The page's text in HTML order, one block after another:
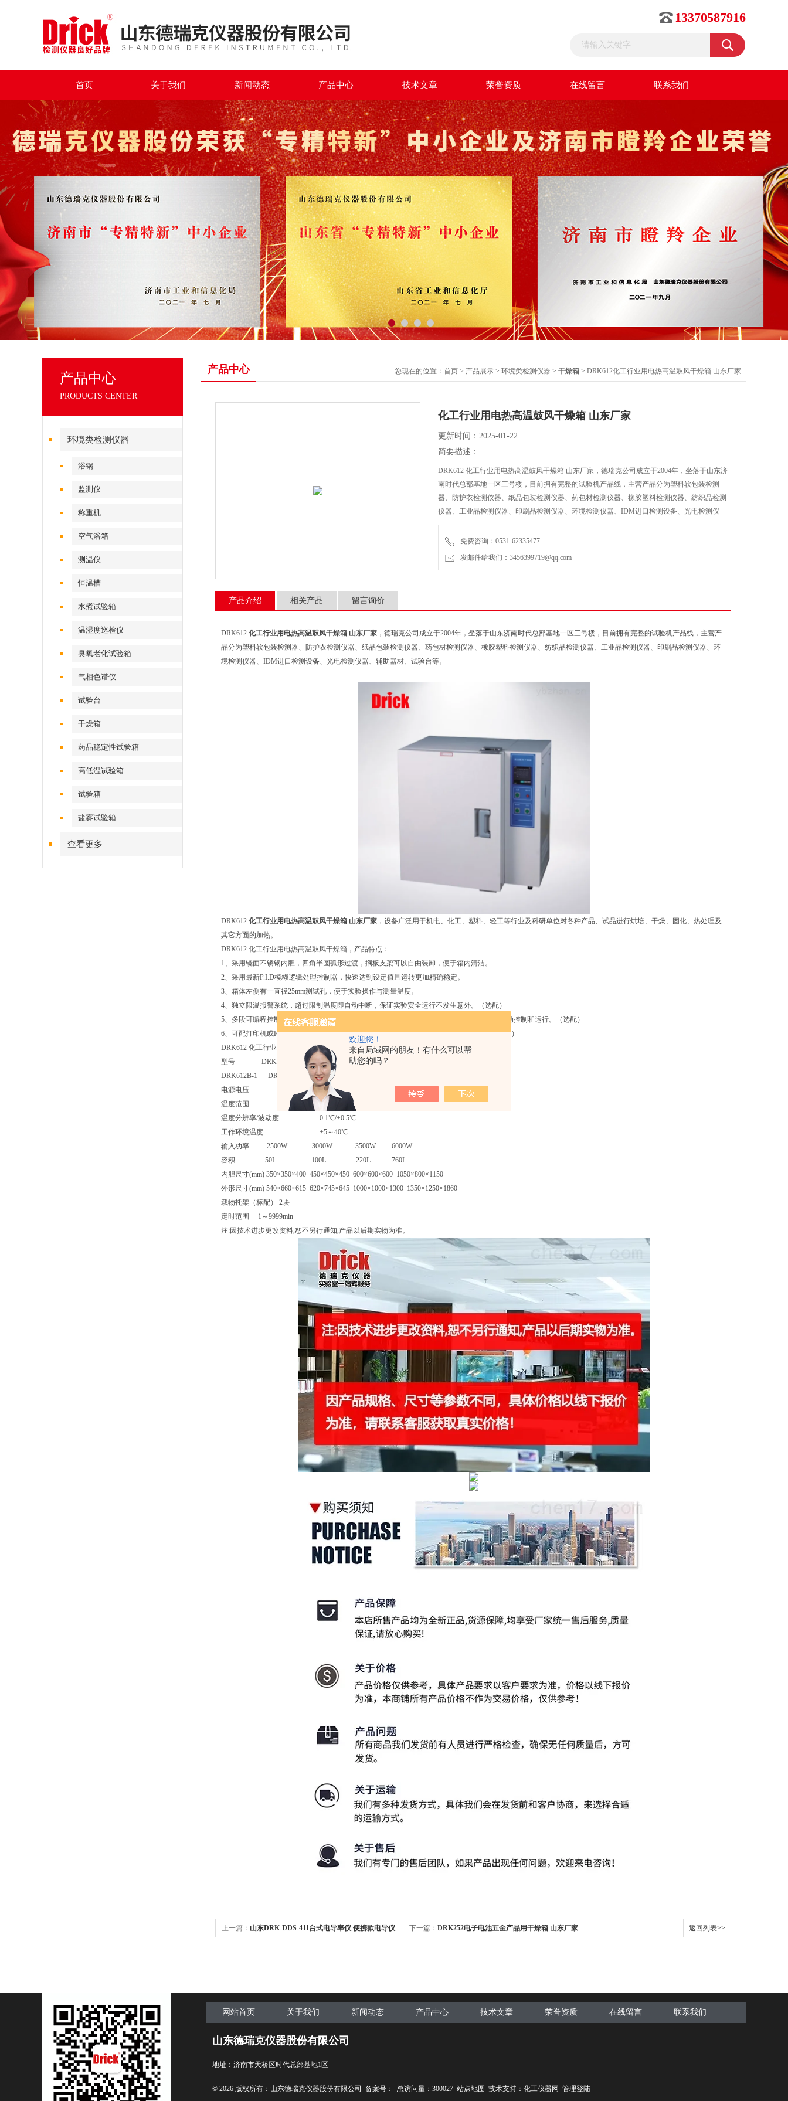
欢迎您！
来自局域网的朋友！有什么可以帮
助您的吗？
13370587916
首页 关于我们 新闻动态 产品中心 技术文章 荣誉资质 在线留言 联系我们
产品中心
PRODUCTS CENTER
环境类检测仪器
浴锅
监测仪
称重机
空气浴箱
测温仪
恒温槽
水煮试验箱
温湿度巡检仪
臭氧老化试验箱
气相色谱仪
试验台
干燥箱
药品稳定性试验箱
高低温试验箱
试验箱
盐雾试验箱
查看更多
产品中心 您现在的位置： 首页 > 产品展示 > 环境类检测仪器 > 干燥箱 > DRK612化工行业用电热高温鼓风干燥箱 山东厂家
化工行业用电热高温鼓风干燥箱 山东厂家
更新时间：2025-01-22
简要描述：
DRK612 化工行业用电热高温鼓风干燥箱 山东厂家，德瑞克公司成立于2004年，坐落于山东济
南时代总部基地一区三号楼，目前拥有完整的试验机产品线，主营产品分为塑料软包装检测
器、防护衣检测仪器、纸品包装检测仪器、药包材检测仪器、橡胶塑料检测仪器、纺织品检测
仪器、工业品检测仪器、印刷品检测仪器、环境检测仪器、IDM进口检测设备、光电检测仪
器、辅助器材、试验台等。
免费咨询：0531-62335477
发邮件给我们：3456399719@qq.com
产品介绍 相关产品 留言询价
DRK612 化工行业用电热高温鼓风干燥箱 山东厂家 ，德瑞克公司成立于2004年，坐落于山东济南时代总部基地一区三号楼，目前拥有完整的试验机产品线，主营产
品分为塑料软包装检测器、防护衣检测仪器、纸品包装检测仪器、药包材检测仪器、橡胶塑料检测仪器、纺织品检测仪器、工业品检测仪器、印刷品检测仪器、环
境检测仪器、IDM进口检测设备、光电检测仪器、辅助器材、试验台等。
DRK612 化工行业用电热高温鼓风干燥箱 山东厂家 ，设备广泛用于机电、化工、塑料、轻工等行业及科研单位对各种产品、试品进行烘培、干燥、固化、热处理及
其它方面的加热。
DRK612 化工行业用电热高温鼓风干燥箱，产品特点：
1、采用镜面不锈钢内胆，四角半圆弧形过渡，搁板支架可以自由装卸，便于箱内清洁。
2、采用最新P.I.D模糊逻辑处理控制器，快速达到设定值且运转更加精确稳定。
3、箱体左侧有一直径25mm测试孔，便于实验操作与测量温度。
4、独立限温报警系统，超过限制温度即自动中断，保证实验安全运行不发生意外。（选配）
5、多段可编程控制，每段可预设时间1~99小时99分，可以简化复杂的实验过程，真正实现自动控制和运行。（选配）
6、可配打印机或RS485接口，用于连接打印机或计算机，能记录温度参数的变化状况。（选配）
DRK612 化工行业用电热高温鼓风干燥箱，技术参数：
型号 DRK612A-1 DRK612A-2 DRK612A-3 DRK612A-4
DRK612B-1 DRK612B-2 DRK612B-3 DRK612B-4
电源电压 AC220V 50Hz AC380V 50Hz
温度范围 A：RT+20～400℃ / B：RT+20～500℃
温度分辨率/波动度 0.1℃/±0.5℃
工作环境温度 +5～40℃
输入功率 2500W 3000W 3500W 6000W
容积 50L 100L 220L 760L
内胆尺寸(mm) 350×350×400 450×450×450 600×600×600 1050×800×1150
外形尺寸(mm) 540×660×615 620×745×645 1000×1000×1300 1350×1250×1860
载物托架（标配） 2块
定时范围 1～9999min
注:因技术进步更改资料,恕不另行通知,产品以后期实物为准。
上一篇： 山东DRK-DDS-411台式电导率仪 便携款电导仪 下一篇： DRK252电子电池五金产品用干燥箱 山东厂家 返回列表>>
网站首页 关于我们 新闻动态 产品中心 技术文章 荣誉资质 在线留言 联系我们
山东德瑞克仪器股份有限公司
地址：济南市天桥区时代总部基地1区
© 2026 版权所有：山东德瑞克仪器股份有限公司 备案号： 总访问量：300027 站点地图 技术支持： 化工仪器网 管理登陆